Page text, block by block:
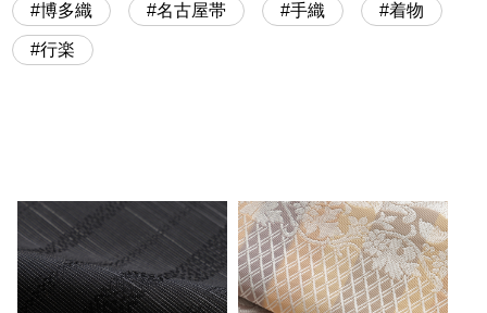
博多織 名古屋帯 手織 着物
行楽